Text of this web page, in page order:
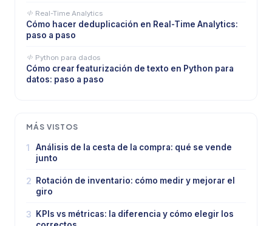
Real-Time Analytics
Cómo hacer deduplicación en Real-Time Analytics:
paso a paso
Python para dados
Cómo crear featurización de texto en Python para
datos: paso a paso
MÁS VISTOS
1
Análisis de la cesta de la compra: qué se vende
junto
2
Rotación de inventario: cómo medir y mejorar el
giro
3
KPIs vs métricas: la diferencia y cómo elegir los